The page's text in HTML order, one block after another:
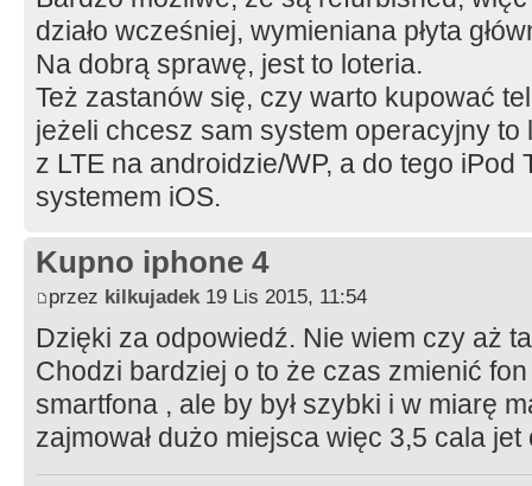
działo wcześniej, wymieniana płyta
Na dobrą sprawę, jest to loteria.
Też zastanów się, czy warto kupować
jeżeli chcesz sam system operacyjny
z LTE na androidzie/WP, a do tego iPod
systemem iOS.
Kupno iphone 4
przez kilkujadek19 Lis 2015, 11:54
Dzięki za odpowiedź. Nie wiem czy aż
Chodzi bardziej o to że czas zmienić
smartfona , ale by był szybki i w miarę
zajmował dużo miejsca więc 3,5 cala jet